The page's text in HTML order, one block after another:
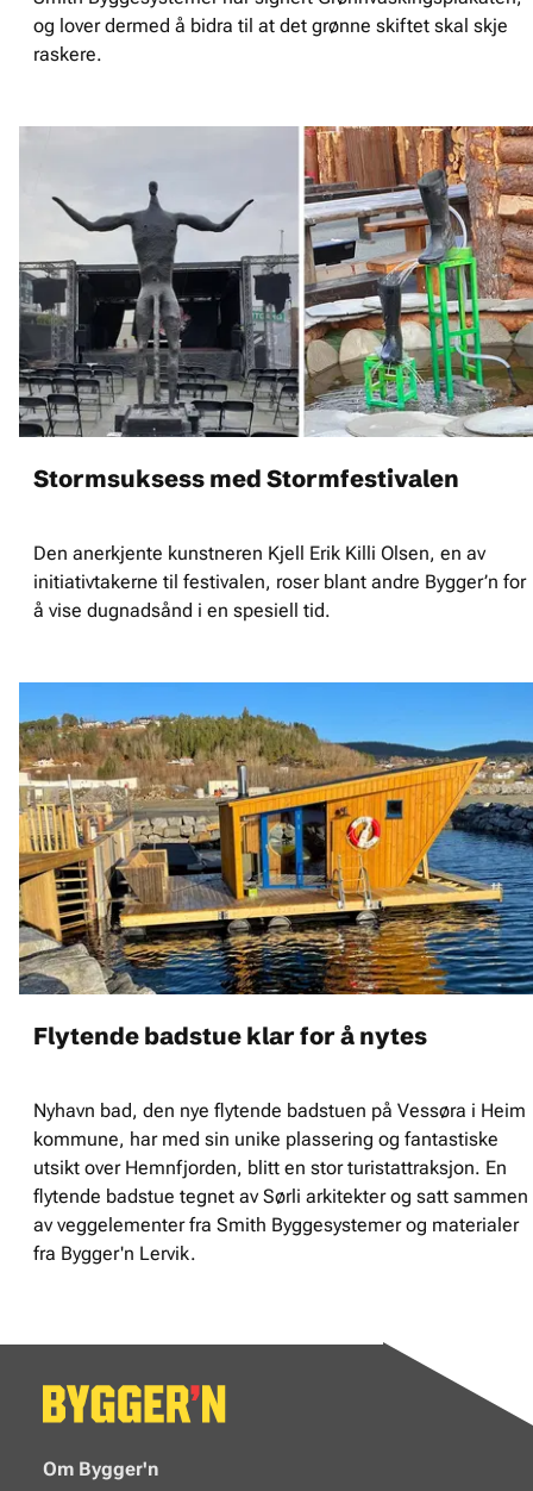
og lover dermed å bidra til at det grønne skiftet skal skje
raskere.
Stormsuksess med Stormfestivalen
Den anerkjente kunstneren Kjell Erik Killi Olsen, en av
initiativtakerne til festivalen, roser blant andre Bygger’n for
å vise dugnadsånd i en spesiell tid.
Flytende badstue klar for å nytes
Nyhavn bad, den nye flytende badstuen på Vessøra i Heim
kommune, har med sin unike plassering og fantastiske
utsikt over Hemnfjorden, blitt en stor turistattraksjon. En
flytende badstue tegnet av Sørli arkitekter og satt sammen
av veggelementer fra Smith Byggesystemer og materialer
fra Bygger'n Lervik.
Om Bygger'n